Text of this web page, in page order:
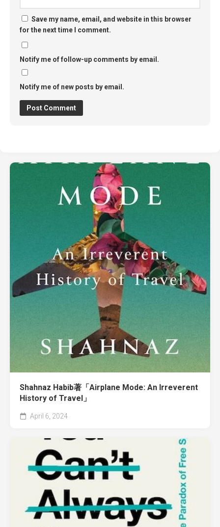
Save my name, email, and website in this browser
for the next time I comment.
Notify me of follow-up comments by email.
Notify me of new posts by email.
Shahnaz Habib著「Airplane Mode: An Irreverent
History of Travel」
April 6, 2024